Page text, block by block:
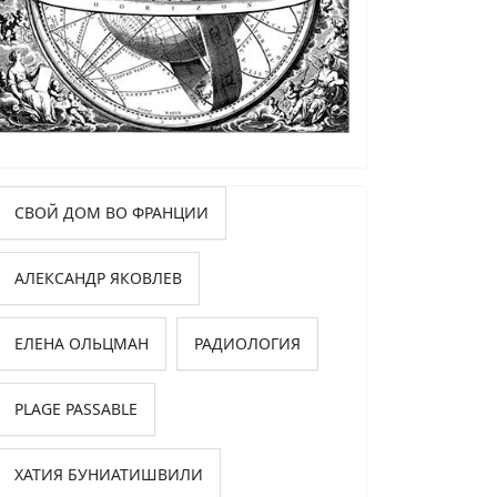
с характером
СВОЙ ДОМ ВО ФРАНЦИИ
АЛЕКСАНДР ЯКОВЛЕВ
ЕЛЕНА ОЛЬЦМАН РАДИОЛОГИЯ
PLAGE PASSABLE
ХАТИЯ БУНИАТИШВИЛИ